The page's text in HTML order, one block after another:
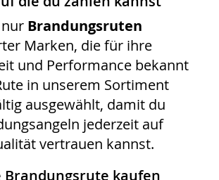
Brandungsruten
Marken, die für ihre
und Performance bekannt
in unserem Sortiment
ausgewählt, damit du
jederzeit auf
vertrauen kannst.
Brandungsrute kaufen